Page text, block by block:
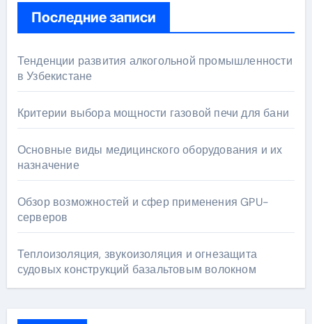
Последние записи
Тенденции развития алкогольной промышленности
в Узбекистане
Критерии выбора мощности газовой печи для бани
Основные виды медицинского оборудования и их
назначение
Обзор возможностей и сфер применения GPU-
серверов
Теплоизоляция, звукоизоляция и огнезащита
судовых конструкций базальтовым волокном